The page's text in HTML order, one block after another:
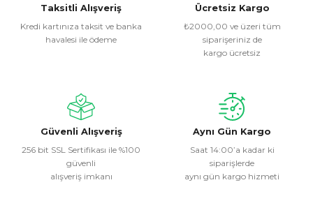
Görüş ve önerileriniz için teşekkür ederiz.
Ürün resmi kalitesiz, bozuk veya görüntülenemiyor.
Ürün fiyatı diğer sitelerden daha pahalı.
Bu ürüne benzer farklı alternatifler olmalı.
Taksitli Alışveriş
Kredi kartınıza taksit ve banka
havalesi ile ödeme
Ücretsiz Kargo
₺2000,00 ve üzeri tüm
siparişeriniz de
kargo ücretsiz
Güvenli Alışveriş
256 bit SSL Sertifikası ile %100
güvenli
alışveriş imkanı
Aynı Gün Kargo
Saat 14:00’a kadar ki
siparişlerde
aynı gün kargo hizmeti